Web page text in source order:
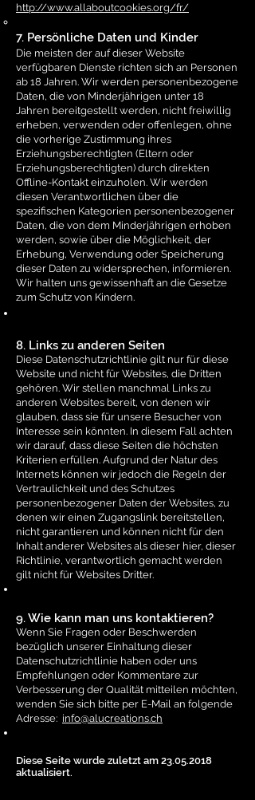
http://www.allaboutcookies.org/fr/
7. Persönliche Daten und Kinder
Die meisten der auf dieser Website
verfügbaren Dienste richten sich an Personen
ab 18 Jahren. Wir werden personenbezogene
Daten, die von Minderjährigen unter 18
Jahren bereitgestellt werden, nicht freiwillig
erheben, verwenden oder offenlegen, ohne
die vorherige Zustimmung ihres
Erziehungsberechtigten (Eltern oder
Erziehungsberechtigten) durch direkten
Offline-Kontakt einzuholen. Wir werden
diesen Verantwortlichen über die
spezifischen Kategorien personenbezogener
Daten, die von dem Minderjährigen erhoben
werden, sowie über die Möglichkeit, der
Erhebung, Verwendung oder Speicherung
dieser Daten zu widersprechen, informieren.
Wir halten uns gewissenhaft an die Gesetze
zum Schutz von Kindern.
8. Links zu anderen Seiten
Diese Datenschutzrichtlinie gilt nur für diese
Website und nicht für Websites, die Dritten
gehören. Wir stellen manchmal Links zu
anderen Websites bereit, von denen wir
glauben, dass sie für unsere Besucher von
Interesse sein könnten. In diesem Fall achten
wir darauf, dass diese Seiten die höchsten
Kriterien erfüllen. Aufgrund der Natur des
Internets können wir jedoch die Regeln der
Vertraulichkeit und des Schutzes
personenbezogener Daten der Websites, zu
denen wir einen Zugangslink bereitstellen,
nicht garantieren und können nicht für den
Inhalt anderer Websites als dieser hier, dieser
Richtlinie, verantwortlich gemacht werden
gilt nicht für Websites Dritter.
9. Wie kann man uns kontaktieren?
Wenn Sie Fragen oder Beschwerden
bezüglich unserer Einhaltung dieser
Datenschutzrichtlinie haben oder uns
Empfehlungen oder Kommentare zur
Verbesserung der Qualität mitteilen möchten,
wenden Sie sich bitte per E-Mail an folgende
Adresse: info@alucreations.ch
Diese Seite wurde zuletzt am 23.05.2018
aktualisiert.